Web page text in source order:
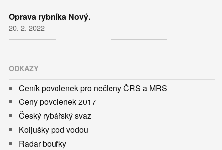
Oprava rybníka Nový.
20. 2. 2022
ODKAZY
Ceník povolenek pro nečleny ČRS a MRS
Ceny povolenek 2017
Český rybářský svaz
Koljušky pod vodou
Radar bouřky